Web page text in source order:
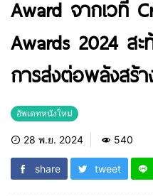
Award จากเวที
Awards 2024 สะ
การส่งต่อพลังสร้
อัพเดทหนังใหม่
28 พ.ย. 2024 540
share tweet